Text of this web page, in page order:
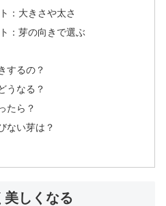
：大きさや太さ
：芽の向きで選ぶ
するの？
うなる？
たら？
ない芽は？
しくなる